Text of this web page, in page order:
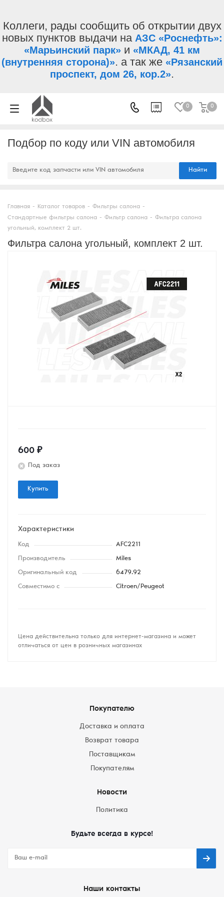
Коллеги, рады сообщить об открытии двух
новых пунктов выдачи на АЗС «Роснефть»:
«Марьинский парк» и «МКАД, 41 км
(внутренняя сторона)». а так же «Рязанский
проспект, дом 26, кор.2».
0 0
Подбор по коду или VIN автомобиля
Найти
Главная - Каталог товаров - Фильтры салона -
Стандартные фильтры салона - Фильтр салона - Фильтра салона
угольный, комплект 2 шт.
Фильтра салона угольный, комплект 2 шт.
600 ₽
Под заказ
Купить
Характеристики
Код AFC2211
Производитель Miles
Оригинальный код 6479.92
Совместимо с Citroen/Peugeot
Цена действительна только для интернет-магазина и может
отличаться от цен в розничных магазинах
Покупателю
Доставка и оплата
Возврат товара
Поставщикам
Покупателям
Новости
Политика
Будьте всегда в курсе!
Наши контакты